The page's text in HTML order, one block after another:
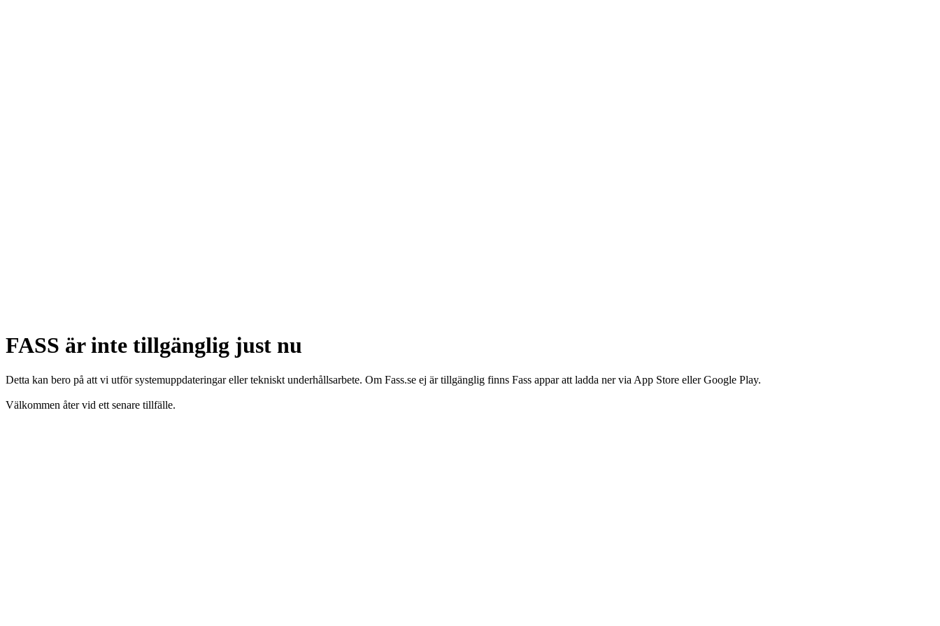
FASS är inte tillgänglig just nu
Detta kan bero på att vi utför systemuppdateringar eller tekniskt underhållsarbete. Om Fass.se ej är tillgänglig finns Fass appar att ladda ner via App Store eller Google Play.
Välkommen åter vid ett senare tillfälle.